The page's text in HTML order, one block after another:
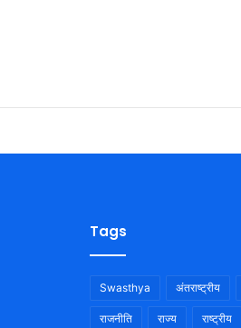
Tags
Swasthya अंतराष्ट्रीय
राजनीति राज्य राष्ट्रीय